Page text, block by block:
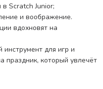
Scratch Junior;
и воображение.
вдохновят на
инструмент для игр и
праздник, который увлечёт